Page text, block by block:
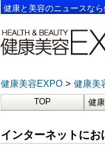
健康と美容のニュースな
健康美容EXPO 健康美
TOP 健
インターネットに